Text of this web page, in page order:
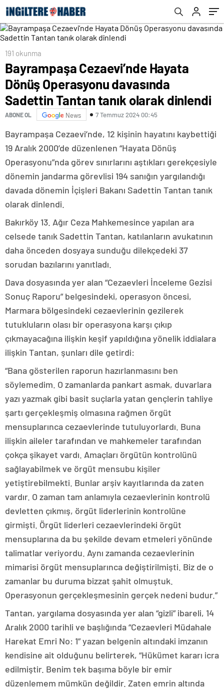
olarak dinlendi
191 okunma
Bayrampaşa Cezaevi’nde Hayata
Dönüş Operasyonu davasında
Sadettin Tantan tanık olarak dinlendi
ABONE OL News 7 Temmuz 2024 00:45
Bayrampaşa Cezaevi’nde, 12 kişinin hayatını kaybettiği
19 Aralık 2000’de düzenlenen “Hayata Dönüş
Operasyonu”nda görev sınırlarını aştıkları gerekçesiyle
dönemin jandarma görevlisi 194 sanığın yargılandığı
davada dönemin İçişleri Bakanı Sadettin Tantan tanık
olarak dinlendi.
Bakırköy 13. Ağır Ceza Mahkemesince yapılan ara
celsede tanık Sadettin Tantan, katılanların avukatının
daha önceden dosyaya sunduğu dilekçedeki 37
sorudan bazılarını yanıtladı.
Dava dosyasında yer alan “Cezaevleri İnceleme Gezisi
Sonuç Raporu” belgesindeki, operasyon öncesi,
Marmara bölgesindeki cezaevlerinin gezilerek
tutukluların olası bir operasyona karşı çıkıp
çıkmayacağına ilişkin keşif yapıldığına yönelik iddialara
ilişkin Tantan, şunları dile getirdi:
“Bana gösterilen raporun hazırlanmasını ben
söylemedim. O zamanlarda pankart asmak, duvarlara
yazı yazmak gibi basit suçlarla yatan gençlerin tahliye
şartı gerçekleşmiş olmasına rağmen örgüt
mensuplarınca cezaevlerinde tutuluyorlardı. Buna
ilişkin aileler tarafından ve mahkemeler tarafından
çokça şikayet vardı. Amaçları örgütün kontrolünü
sağlayabilmek ve örgüt mensubu kişiler
yetiştirebilmekti. Bunlar arşiv kayıtlarında da zaten
vardır. O zaman tam anlamıyla cezaevlerinin kontrolü
devletten çıkmış, örgüt liderlerinin kontrolüne
girmişti. Örgüt liderleri cezaevlerindeki örgüt
mensuplarına da bu şekilde devam etmeleri yönünde
talimatlar veriyordu. Aynı zamanda cezaevlerinin
mimarisi örgüt mensuplarınca değiştirilmişti. Biz de o
zamanlar bu duruma bizzat şahit olmuştuk.
Operasyonun gerçekleşmesinin gerçek nedeni budur.”
Tantan, yargılama dosyasında yer alan “gizli” ibareli, 14
Aralık 2000 tarihli ve başlığında “Cezaevleri Müdahale
Harekat Emri No: 1” yazan belgenin altındaki imzanın
kendisine ait olduğunu belirterek, “Hükümet kararı icra
edilmiştir. Benim tek başıma böyle bir emir
düzenlemem mümkün değildir. Zaten emrin altında